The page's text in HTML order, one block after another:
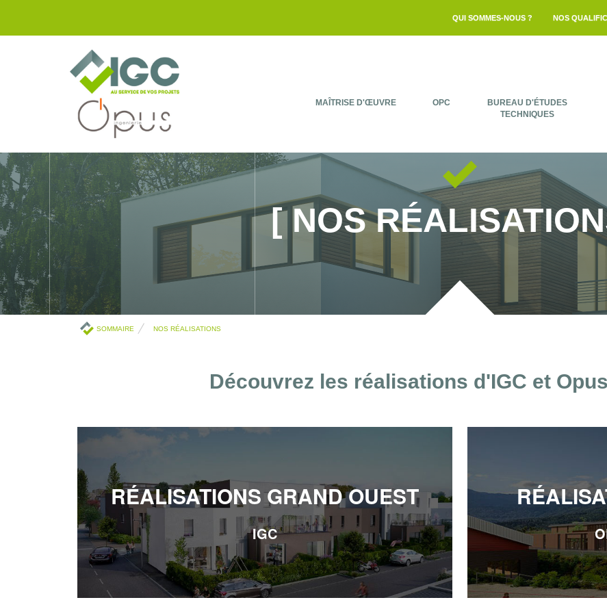
QUI SOMMES-NOUS ? NOS
MAÎTRISE D'ŒUVRE OPC
BUREAU D'ÉTUDES
TECHNIQUES
[ NOS
SOMMAIRE NOS RÉALISATIONS
Découvrez les réalisations d'IGC et
RÉALISATIONS GRAND OUEST
IGC